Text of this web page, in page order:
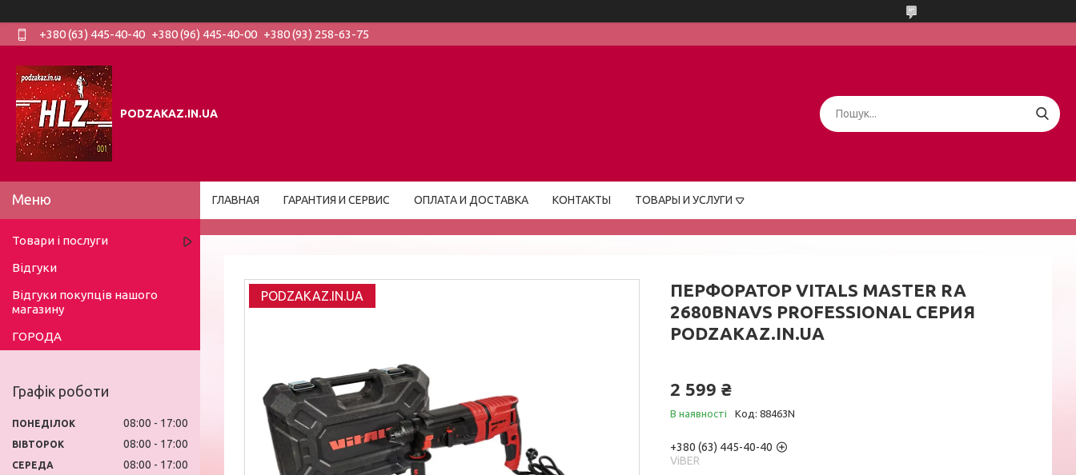
+380 (63) 445-40-40 +380 (96) 445-40-00 +380 (93) 258-63-75
PODZAKAZ.IN.UA
ГЛАВНАЯ ГАРАНТИЯ И СЕРВИС ОПЛАТА И ДОСТАВКА КОНТАКТЫ ТОВАРЫ И УСЛУГИ
PODZAKAZ.IN.UA
ПЕРФОРАТОР VITALS MASTER RA
2680BNAVS PROFESSIONAL СЕРИЯ
PODZAKAZ.IN.UA
2 599 ₴
В наявності Код: 88463N
+380 (63) 445-40-40
ViBER
Товари і послуги
Відгуки
Відгуки покупців нашого
магазину
ГОРОДА
Графік роботи
ПОНЕДІЛОК 08:00 17:00
ВІВТОРОК 08:00 17:00
СЕРЕДА 08:00 17:00